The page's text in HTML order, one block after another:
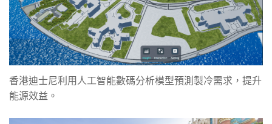
香港迪士尼利用人工智能數碼分析模型預測製冷需求，提升
能源效益。